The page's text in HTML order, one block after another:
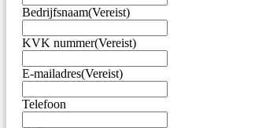
Bedrijfsnaam(Vereist)
KVK nummer(Vereist)
E-mailadres(Vereist)
Telefoon